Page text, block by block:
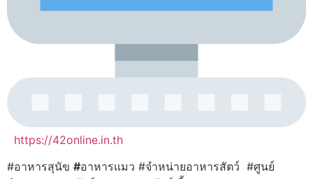
https://42online.in.th
#อาหารสุนัข #อาหารแมว #จำหน่ายอาหารสัตว์ #ศูนย์